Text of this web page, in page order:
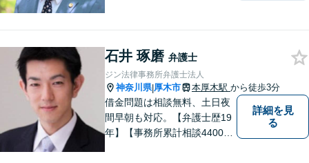
般民事…交通事故｜労働｜不
動産｜相続｜借金問題
石井 琢磨 弁護士
ジン法律事務所弁護士法人
神奈川県|厚木市 本厚木駅 から徒歩3分
借金問題は相談無料、土日夜
間早朝も対応。【弁護士歴19
年】【事務所累計相談4400件
詳細を見
る